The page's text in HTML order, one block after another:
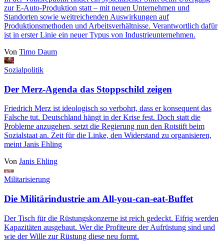
zur E-Auto-Produktion statt ‒ mit neuen Unternehmen und
Standorten sowie weitreichenden Auswirkungen auf
Produktionsmethoden und Arbeitsverhältnisse. Verantwortlich dafür
ist in erster Linie ein neuer Typus von Industrieunternehmen.
Von Timo Daum
Sozialpolitik
Der Merz-Agenda das Stoppschild zeigen
Friedrich Merz ist ideologisch so verbohrt, dass er konsequent das
Falsche tut. Deutschland hängt in der Krise fest. Doch statt die
Probleme anzugehen, setzt die Regierung nun den Rotstift beim
Sozialstaat an. Zeit für die Linke, den Widerstand zu organisieren,
meint Janis Ehling
Von Janis Ehling
Militarisierung
Die Militärindustrie am All-you-can-eat-Buffet
Der Tisch für die Rüstungskonzerne ist reich gedeckt. Eifrig werden
Kapazitäten ausgebaut. Wer die Profiteure der Aufrüstung sind und
wie der Wille zur Rüstung diese neu formt.